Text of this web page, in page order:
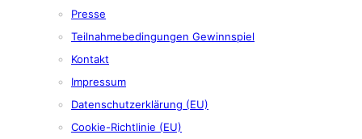
Presse
Teilnahmebedingungen Gewinnspiel
Kontakt
Impressum
Datenschutzerklärung (EU)
Cookie-Richtlinie (EU)